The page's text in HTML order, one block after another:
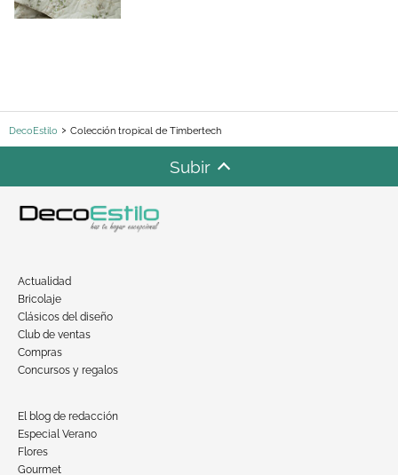
DecoEstilo Colección tropical de Timbertech
Subir
Actualidad
Bricolaje
Clásicos del diseño
Club de ventas
Compras
Concursos y regalos
El blog de redacción
Especial Verano
Flores
Gourmet